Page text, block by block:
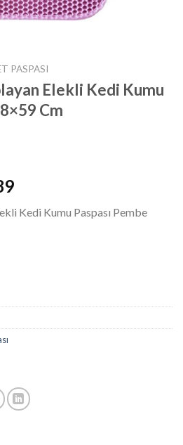
PASPASI
Elekli Kedi Kumu
Cm
Kedi Kumu Paspası Pembe